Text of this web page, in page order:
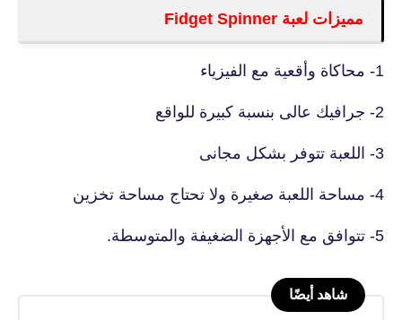
مميزات لعبة Fidget Spinner
1- محاكاة وأقعية مع الفيزياء
2- جرافيك عالى بنسبة كبيرة للواقع
3- اللعبة تتوفر بشكل مجانى
4- مساحة اللعبة صغيرة ولا تحتاج مساحة تخزين
5- تتوافق مع الأجهزة الضغيفة والمتوسطة.
شاهد أيضًا